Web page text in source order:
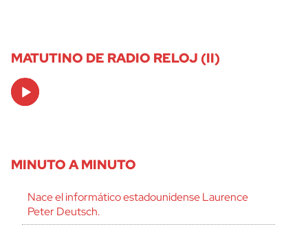
MATUTINO DE RADIO RELOJ (II)
Audio
Player
MINUTO A MINUTO
Nace el informático estadounidense Laurence
Peter Deutsch.